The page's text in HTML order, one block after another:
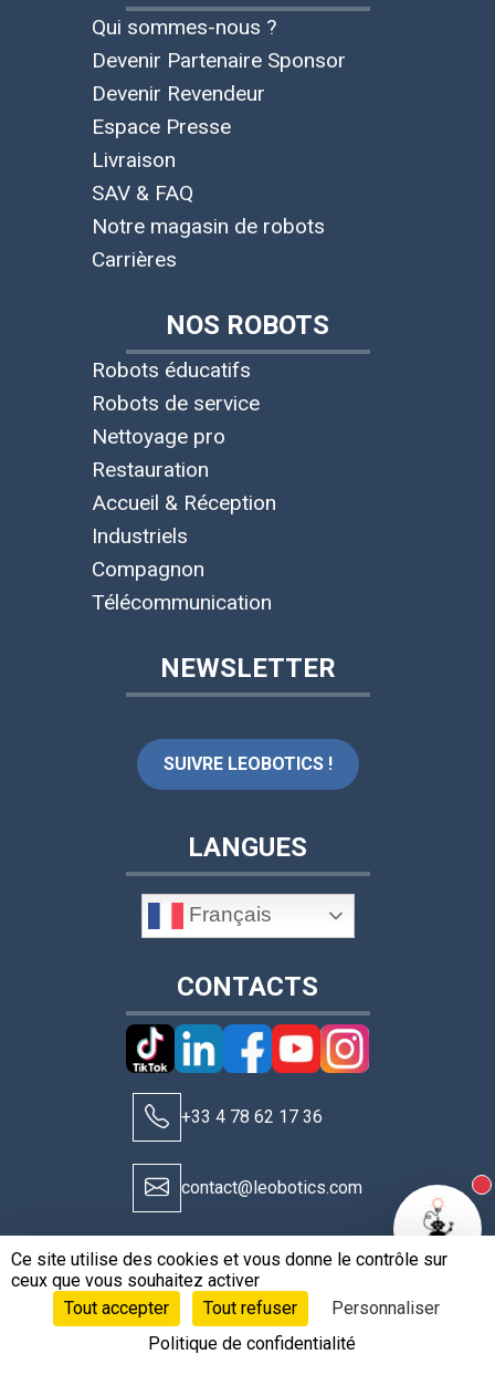
Qui sommes-nous ?
Devenir Partenaire Sponsor
Devenir Revendeur
Espace Presse
Livraison
SAV & FAQ
Notre magasin de robots
Carrières
NOS ROBOTS
Robots éducatifs
Robots de service
Nettoyage pro
Restauration
Accueil & Réception
Industriels
Compagnon
Télécommunication
NEWSLETTER
SUIVRE LEOBOTICS !
LANGUES
Français
CONTACTS
+33 4 78 62 17 36
contact@leobotics.com
Ce site utilise des cookies et vous donne le contrôle sur
ceux que vous souhaitez activer
Tout accepter
Tout refuser
Personnaliser
Politique de confidentialité